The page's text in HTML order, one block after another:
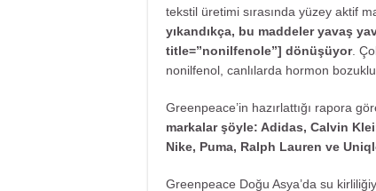
tekstil üretimi sırasında yüzey aktif
yıkandıkça, bu maddeler yavaş
title=”nonilfenole”] dönüşüyor.
nonilfenol, canlılarda hormon
Greenpeace’in hazırlattığı rapora
markalar şöyle: Adidas, Calvin
Nike, Puma, Ralph Lauren ve
Greenpeace Doğu Asya’da su